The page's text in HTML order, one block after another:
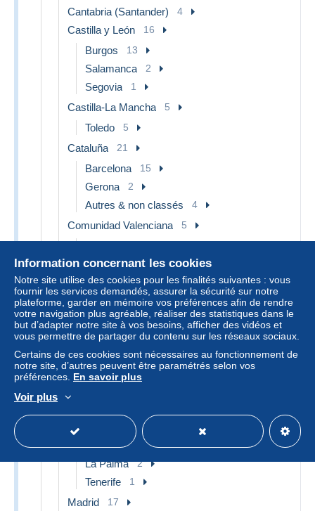
Cantabria (Santander) 4
Castilla y León 16
Burgos 13
Salamanca 2
Segovia 1
Castilla-La Mancha 5
Toledo 5
Cataluña 21
Barcelona 15
Gerona 2
Autres & non classés 4
Comunidad Valenciana 5
Valencia 4
Extremadura 1
Cáceres 1
Galicia 6
Pontevedra
Santiago de Compostela 5
Islas Baleares 13
Palma de Mallorca
Islas Canarias 3
La Palma 2
Tenerife 1
Madrid 17
Information concernant les cookies
Notre site utilise des cookies pour les finalités suivantes : vous
fournir les services demandés, assurer la sécurité sur notre
plateforme, garder en mémoire vos préférences afin de rendre
votre navigation plus agréable, réaliser des statistiques dans le
but d’adapter notre site à vos besoins, afficher des vidéos et
vous permettre de partager du contenu sur les réseaux sociaux.
Certains de ces cookies sont nécessaires au fonctionnement de
notre site, d’autres peuvent être paramétrés selon vos
préférences. En savoir plus
Voir plus